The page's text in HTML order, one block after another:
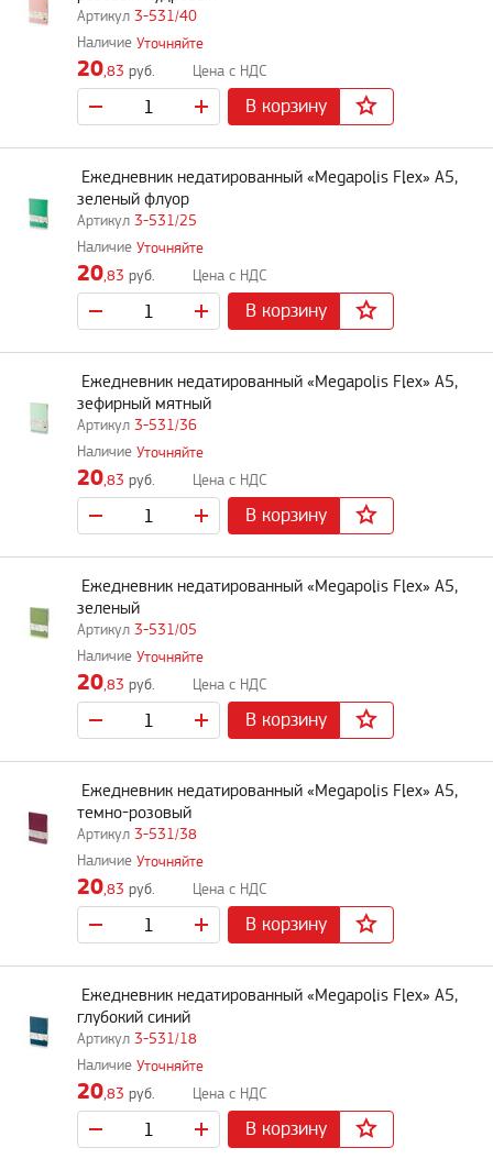
3-531/40
Уточняйте
20,83 руб.
В корзину
3-531/25
Ежедневник недатированный «Megapolis Flex» А5,
зеленый флуор
Уточняйте
20,83 руб.
В корзину
3-531/36
Ежедневник недатированный «Megapolis Flex» А5,
зефирный мятный
Уточняйте
20,83 руб.
В корзину
3-531/05
Ежедневник недатированный «Megapolis Flex» А5,
зеленый
Уточняйте
20,83 руб.
В корзину
3-531/38
Ежедневник недатированный «Megapolis Flex» А5,
темно-розовый
Уточняйте
20,83 руб.
В корзину
3-531/18
Ежедневник недатированный «Megapolis Flex» А5,
глубокий синий
Уточняйте
20,83 руб.
В корзину